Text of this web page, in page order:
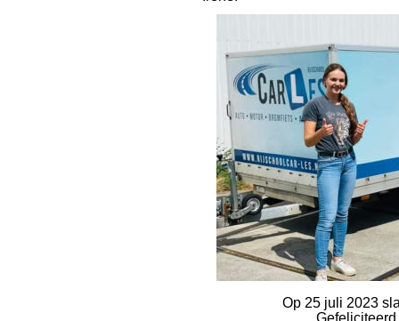
Op 25 juli 2023